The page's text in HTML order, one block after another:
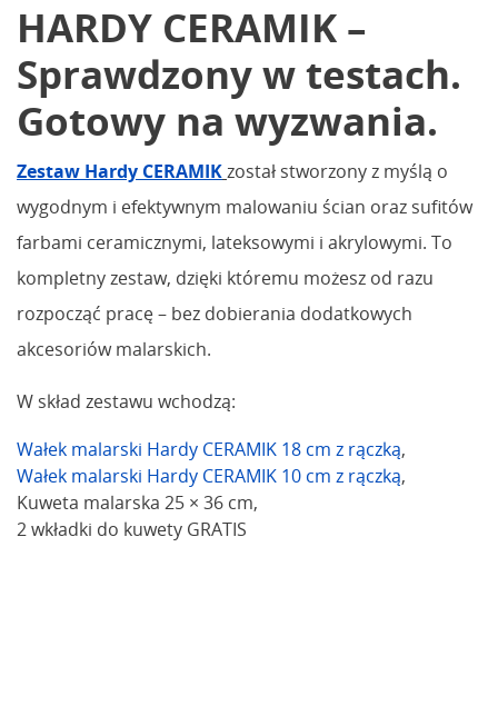
HARDY CERAMIK –
Sprawdzony w testach.
Gotowy na wyzwania.
Zestaw Hardy CERAMIKzostał stworzony z myślą o
wygodnym i efektywnym malowaniu ścian oraz sufitów
farbami ceramicznymi, lateksowymi i akrylowymi. To
kompletny zestaw, dzięki któremu możesz od razu
rozpocząć pracę – bez dobierania dodatkowych
akcesoriów malarskich.
W skład zestawu wchodzą:
Wałek malarski Hardy CERAMIK 18 cm z rączką,
Wałek malarski Hardy CERAMIK 10 cm z rączką,
Kuweta malarska 25 × 36 cm,
2 wkładki do kuwety GRATIS